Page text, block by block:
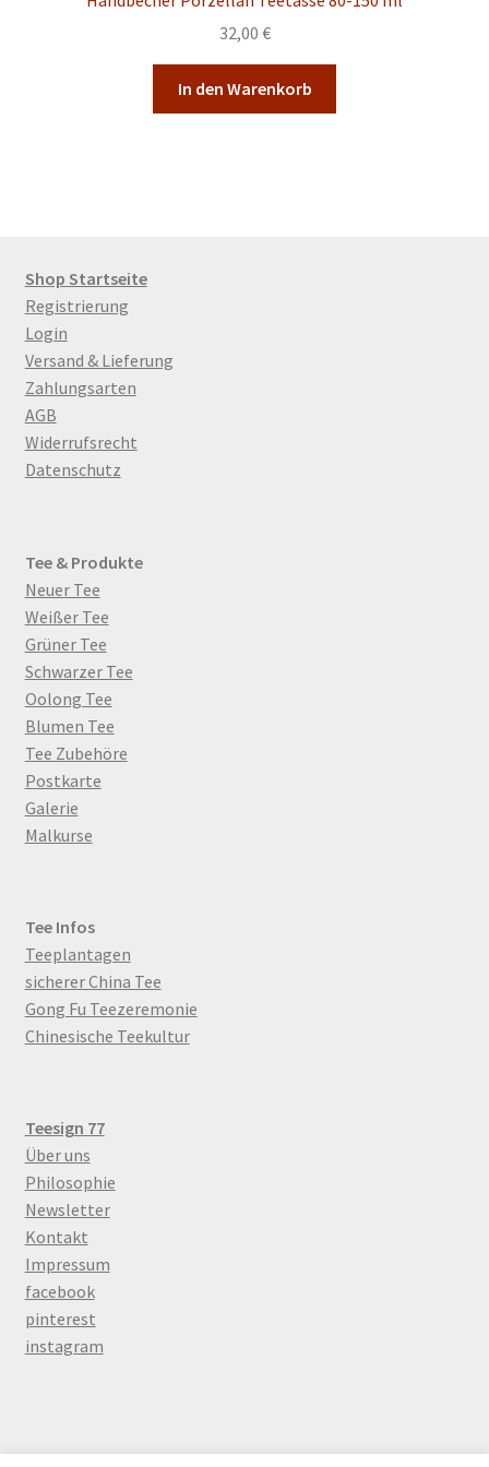
32,00 €
In den Warenkorb
Shop Startseite
Registrierung
Login
Versand & Lieferung
Zahlungsarten
AGB
Widerrufsrecht
Datenschutz
Tee & Produkte
Neuer Tee
Weißer Tee
Grüner Tee
Schwarzer Tee
Oolong Tee
Blumen Tee
Tee Zubehöre
Postkarte
Galerie
Malkurse
Tee Infos
Teeplantagen
sicherer China Tee
Gong Fu Teezeremonie
Chinesische Teekultur
Teesign 77
Über uns
Philosophie
Newsletter
Kontakt
Impressum
facebook
pinterest
instagram